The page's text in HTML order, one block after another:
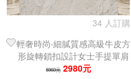
34 人訂購
輕奢時尚‧細膩質感高級牛皮方
形旋轉鎖扣設計女士手提單肩
包｜托特包｜翅膀包
5960元 2980元